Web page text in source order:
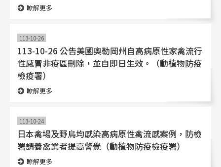
瞭解更多
113-10-26
113-10-26 公告美國奧勒岡州自高病原性家禽流行
性感冒非疫區刪除，並自即日生效。（動植物防疫
檢疫署）
瞭解更多
113-10-24
日本禽場及野鳥均感染高病原性禽流感案例，防檢
署請養禽業者提高警覺（動植物防疫檢疫署）
瞭解更多